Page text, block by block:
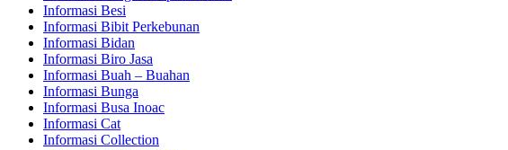
Informasi Besi
Informasi Bibit Perkebunan
Informasi Bidan
Informasi Biro Jasa
Informasi Buah – Buahan
Informasi Bunga
Informasi Busa Inoac
Informasi Cat
Informasi Collection